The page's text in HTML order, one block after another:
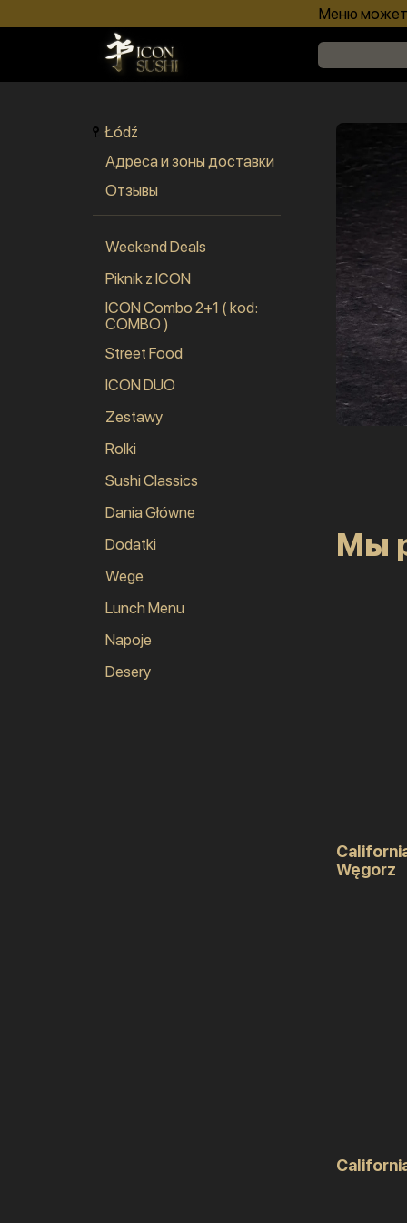
Меню может
Łódź
Адреса и зоны доставки
Отзывы
Weekend Deals
Piknik z ICON
ICON Combo 2+1 ( kod:
COMBO )
Street Food
ICON DUO
Zestawy
Rolki
Sushi Classics
Dania Główne
Dodatki
Wege
Lunch Menu
Napoje
Desery
Мы
Węgorz